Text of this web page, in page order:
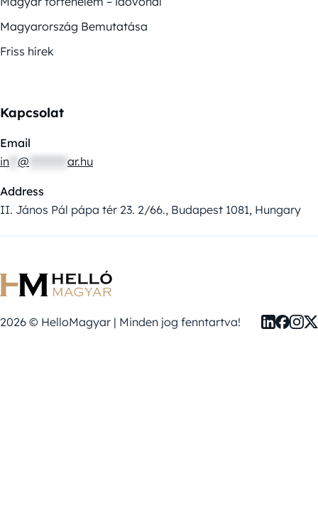
Magyarország Bemutatása
Friss hírek
Kapcsolat
Email
in @ ar.hu
Address
II. János Pál pápa tér 23. 2/66., Budapest 1081, Hungary
2026 © HelloMagyar | Minden jog fenntartva!